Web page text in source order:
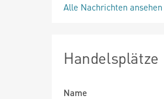
Alle Nachrichten ansehen
Handelsplätze
Name